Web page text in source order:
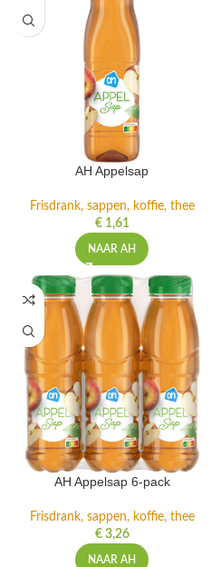
AH Appelsap
Frisdrank, sappen, koffie, thee
€1,61
NAAR AH
AH Appelsap 6-pack
Frisdrank, sappen, koffie, thee
€3,26
NAAR AH